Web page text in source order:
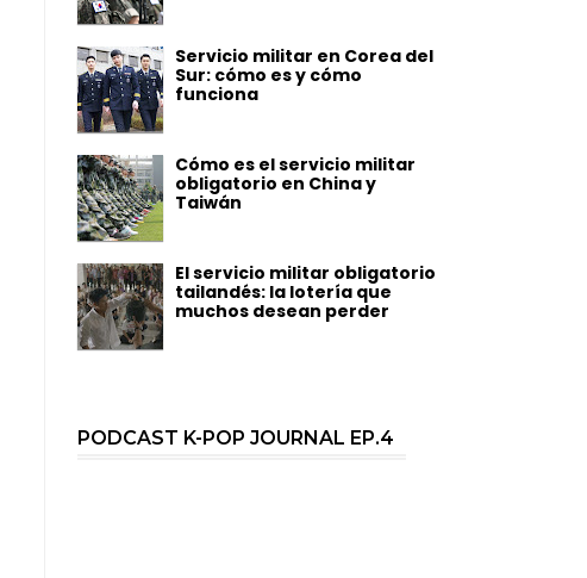
Servicio militar en Corea del
Sur: cómo es y cómo
funciona
Cómo es el servicio militar
obligatorio en China y
Taiwán
El servicio militar obligatorio
tailandés: la lotería que
muchos desean perder
PODCAST K-POP JOURNAL EP.4